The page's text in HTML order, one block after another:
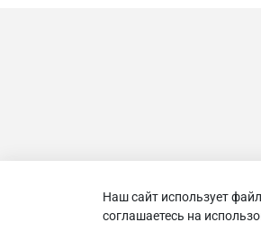
Наш сайт использует
соглашаетесь на